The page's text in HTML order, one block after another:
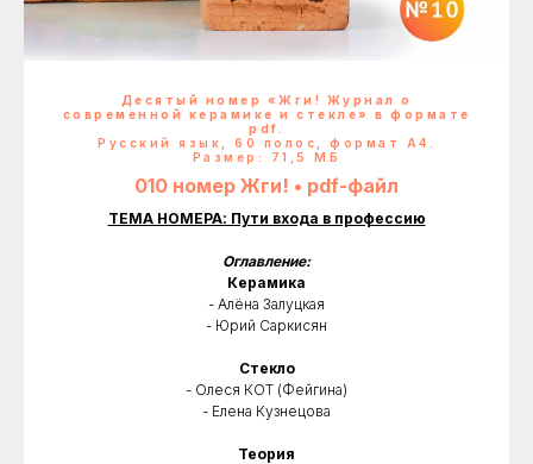
Деcятый номер «Жги! Журнал о
современной керамике и стекле» в формате
pdf.
Русский язык, 60 полос, формат А4.
Размер: 71,5 МБ
010 номер Жги! • pdf-файл
ТЕМА НОМЕРА: Пути входа в профессию
Оглавление:
Керамика
- Алёна Залуцкая
- Юрий Саркисян
Стекло
- Олеся КОТ (Фейгина)
- Елена Кузнецова
Теория